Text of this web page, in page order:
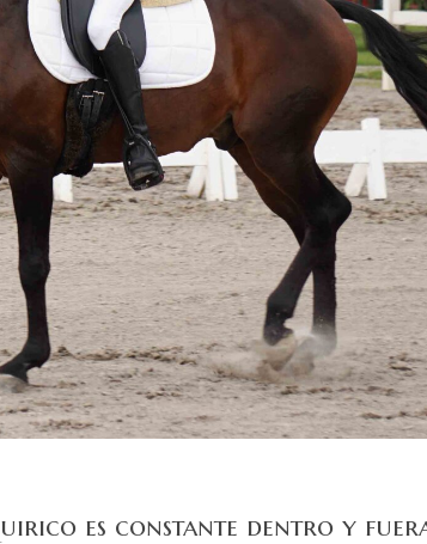
es constante dentro y